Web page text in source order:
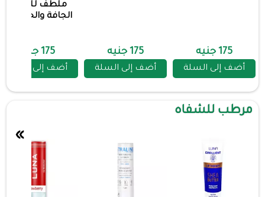
175 جنيه
أضف إلى السلة
175 جنيه
أضف إلى السلة
ملطف للشفاه
الجافة والحساسة
175 جنيه
أضف إلى السلة
مرطب للشفاه
»